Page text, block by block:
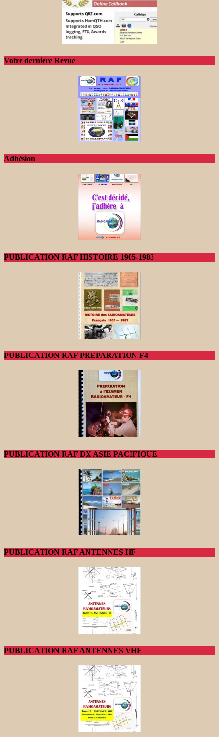
Votre dernière Revue
Adhésion
PUBLICATION RAF HISTOIRE 1905-1983
PUBLICATION RAF PREPARATION F4
PUBLICATION RAF DX ASIE PACIFIQUE
PUBLICATION RAF ANTENNES HF
PUBLICATION RAF ANTENNES VHF